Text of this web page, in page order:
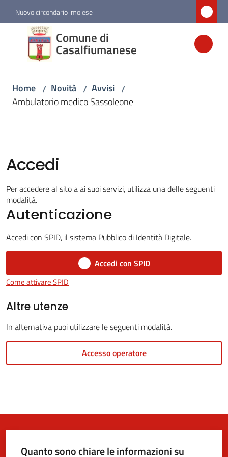
Vai al contenuto
Vai alla navigazione
Vai al footer
Nuovo circondario imolese
Comune di
Casalfiumanese
Comune di
Casalfiumanese
Amministrazione
Servizi
Vivere
Casalfiumanese
5x1000
Servizi
line
Tutti
Home / Novità / Avvisi /
Ambulatorio medico Sassoleone
Accedi
Per accedere al sito a ai suoi servizi, utilizza una delle seguenti
modalità.
Autenticazione
Accedi con SPID, il sistema Pubblico di Identità Digitale.
Accedi con SPID
Come attivare SPID
Altre utenze
In alternativa puoi utilizzare le seguenti modalità.
Accesso operatore
Quanto sono chiare le informazioni su